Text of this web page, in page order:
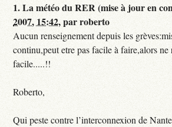
1.La météo du RER (mise à jour en
2007, 15:42,parroberto
Aucun renseignement depuis les
continu,peut etre pas facile à faire,alors ne
facile.....!!
Roberto,
Qui peste contre l’interconnexion de